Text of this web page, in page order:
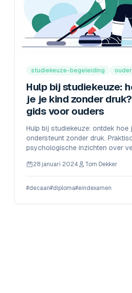
studiekeuze-begeleiding
Hulp bij studiekeuze:
je je kind zonder
gids voor ouders
Hulp bij studiekeuze: ontdek hoe
ondersteunt zonder druk.
psychologische inzichten over
van eindexamenleerlingen.
28 januari 2024 Tom Dekker
#decaan#diploma#eindexamen